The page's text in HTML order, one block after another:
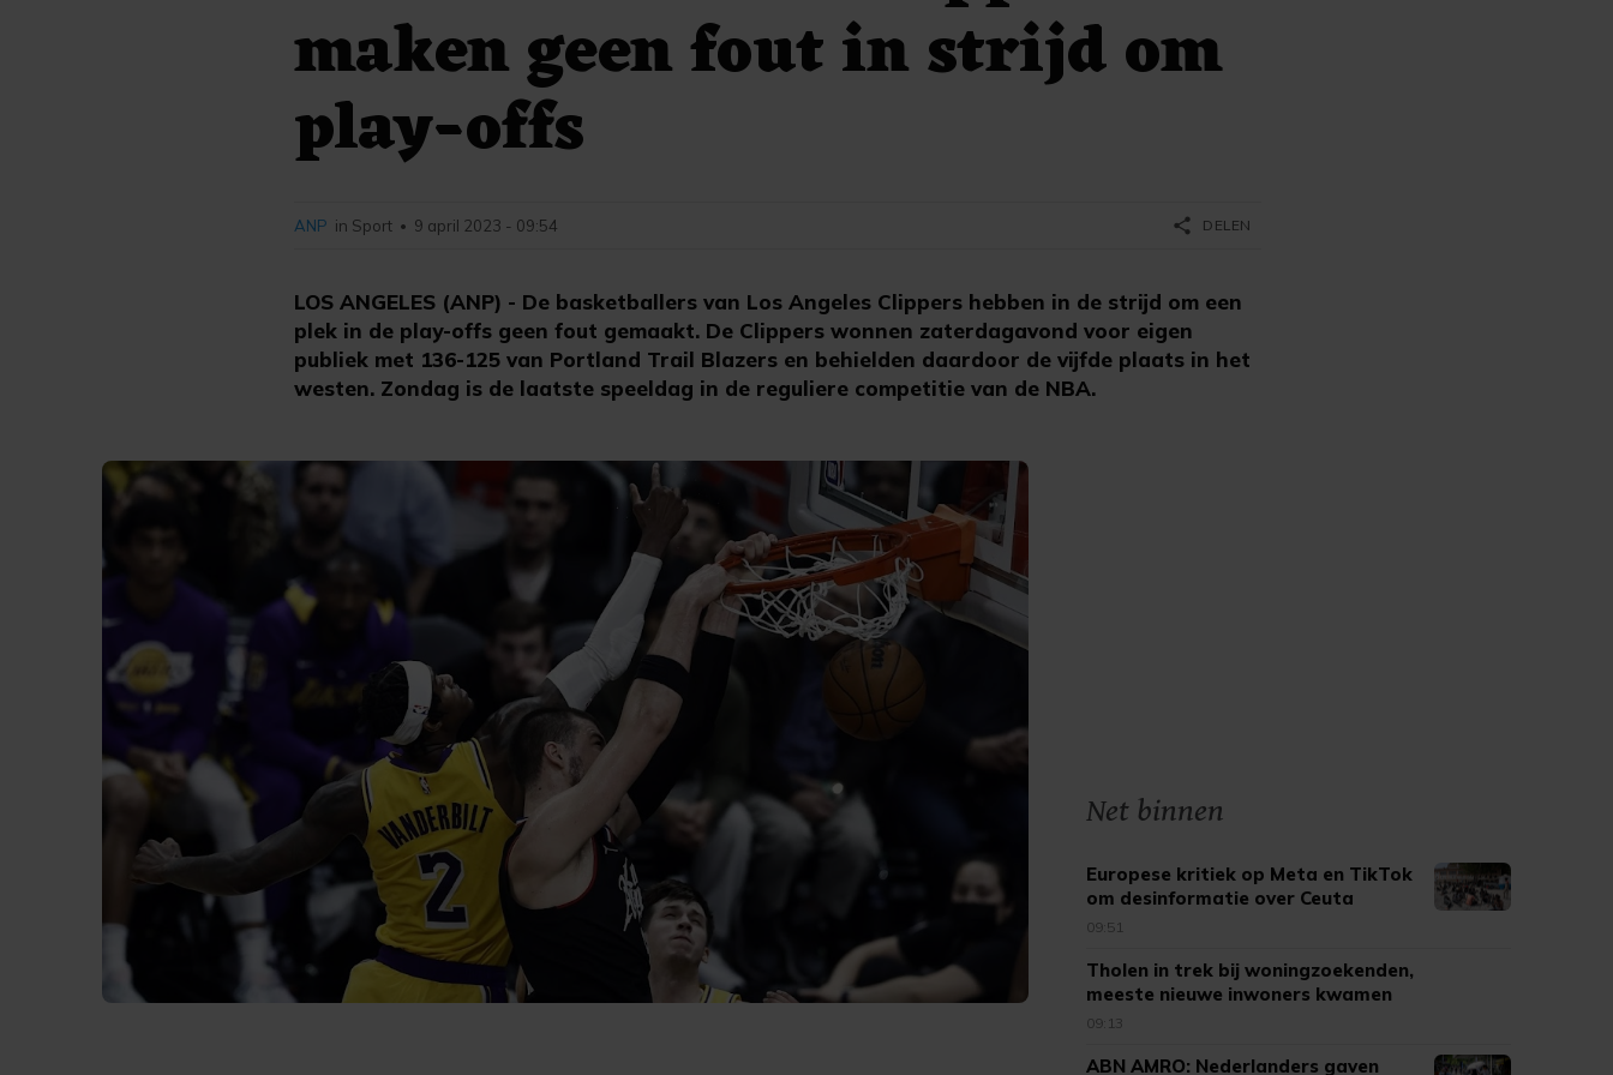
maken geen fout in strijd om
play-offs
LOS ANGELES (ANP) - De basketballers van Los Angeles Clippers hebben in de strijd om een
plek in de play-offs geen fout gemaakt. De Clippers wonnen zaterdagavond voor eigen
publiek met 136-125 van Portland Trail Blazers en behielden daardoor de vijfde plaats in het
westen. Zondag is de laatste speeldag in de reguliere competitie van de NBA.
ANP in Sport • 9 april 2023 - 09:54 share DELEN
Net binnen
Europese kritiek op Meta en TikTok
om desinformatie over Ceuta
09:51
Tholen in trek bij woningzoekenden,
meeste nieuwe inwoners kwamen
uit Bergen op Zoom
09:13
ABN AMRO: Nederlanders gaven